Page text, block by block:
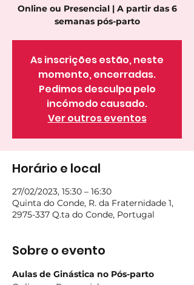
Online ou Presencial | A partir das 6
semanas pós-parto
As inscrições estão, neste
momento, encerradas.
Pedimos desculpa pelo
incómodo causado.
Ver outros eventos
Horário e local
27/02/2023, 15:30 – 16:30
Quinta do Conde, R. da Fraternidade 1,
2975-337 Q.ta do Conde, Portugal
Sobre o evento
Aulas de Ginástica no Pós-parto